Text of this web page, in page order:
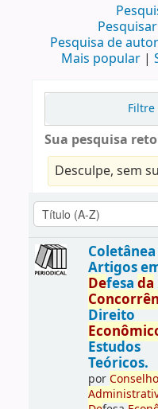
Pesquisa de
Mais popular
Sua pesquisa
Desculpe, sem
Coletânea
Artigos
Defesa da
Direito
Estudos
Teóricos.
porConselho